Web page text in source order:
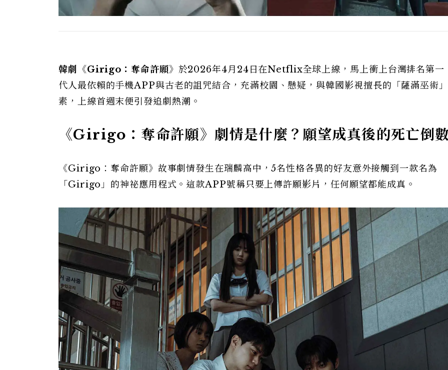
韓劇《Girigo：奪命許願》 於2026年4月24日在Netflix全球上線，馬上衝上台灣排名第一
代人最依賴的手機APP與古老的詛咒結合，充滿校園、懸疑，與韓國影視擅長的「薩滿巫術
素，上線首週末便引發追劇熱潮。
《Girigo：奪命許願》劇情是什麼？願望成真後的死亡倒
《Girigo：奪命許願》故事劇情發生在瑞麟高中，5名性格各異的好友意外接觸到一款名為
「Girigo」的神祕應用程式。這款APP號稱只要上傳許願影片，任何願望都能成真。